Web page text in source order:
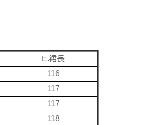
E.裙長
116
117
117
118